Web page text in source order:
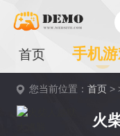
首页 手机
您当前位置：首页 >
火